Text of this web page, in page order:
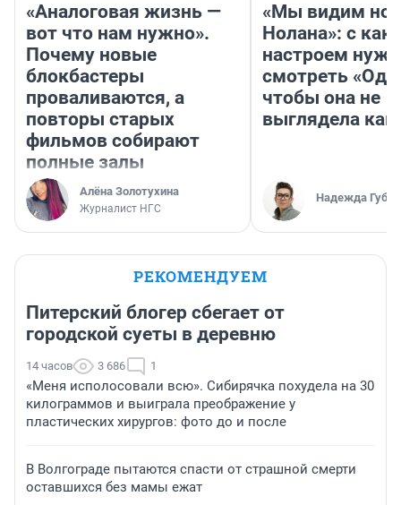
«Аналоговая жизнь —
вот что нам нужно».
Почему новые
блокбастеры
проваливаются, а
повторы старых
фильмов собирают
полные залы
Алёна Золотухина
Журналист НГС
«Мы видим
Нолана»: с
настроем
смотреть
чтобы она не
выглядела как
Надежда
РЕКОМЕНДУЕМ
Питерский блогер сбегает от
городской суеты в деревню
14 часов 3 686 1
«Меня исполосовали всю». Сибирячка похудела на 30
килограммов и выиграла преображение у
пластических хирургов: фото до и после
В Волгограде пытаются спасти от страшной смерти
оставшихся без мамы ежат